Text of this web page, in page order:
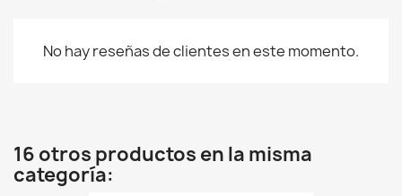
No hay reseñas de clientes en este momento.
16 otros productos en la misma
categoría: